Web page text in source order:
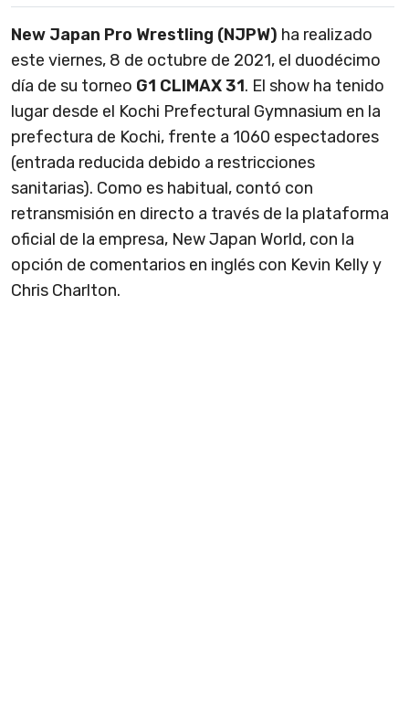
New Japan Pro Wrestling (NJPW) ha realizado
este viernes, 8 de octubre de 2021, el duodécimo
día de su torneo G1 CLIMAX 31. El show ha tenido
lugar desde el Kochi Prefectural Gymnasium en la
prefectura de Kochi, frente a 1060 espectadores
(entrada reducida debido a restricciones
sanitarias). Como es habitual, contó con
retransmisión en directo a través de la plataforma
oficial de la empresa, New Japan World, con la
opción de comentarios en inglés con Kevin Kelly y
Chris Charlton.